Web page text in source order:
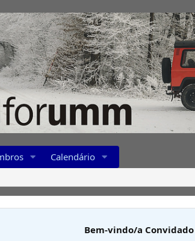
Calendário
Bem-vindo/a Convidado